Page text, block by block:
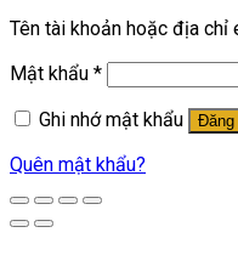
Tên tài khoản hoặc địa chỉ
Mật khẩu *Bắt
Ghi nhớ mật khẩu
Đăng
Quên mật khẩu?